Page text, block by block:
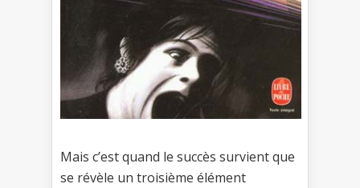
Mais c’est quand le succès survient que
se révèle un troisième élément